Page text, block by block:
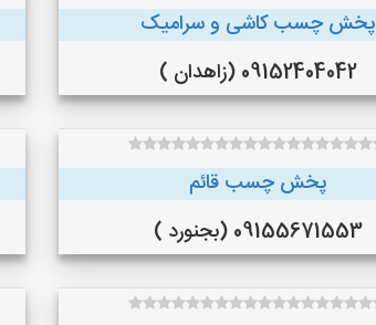
پخش چسب کاشی و سرامیک
09152404042 (زاهدان )
پخش چسب قائم
09155671553 (بجنورد )